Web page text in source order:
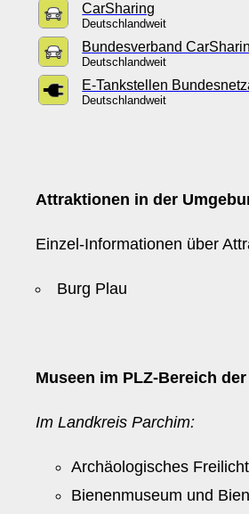
CarSharing
Deutschlandweit
Bundesverband
Deutschlandweit
E-Tankstellen
Deutschlandweit
Attraktionen in der
Einzel-Informationen über
Burg Plau
Museen im PLZ-Bereich
Im Landkreis Parchim:
Archäologisches
Bienenmuseum und